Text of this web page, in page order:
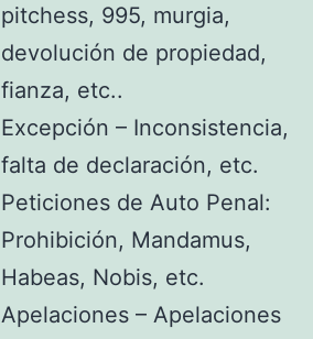
pitchess, 995, murgia,
devolución de propiedad,
fianza, etc..
Excepción – Inconsistencia,
falta de declaración, etc.
Peticiones de Auto Penal:
Prohibición, Mandamus,
Habeas, Nobis, etc.
Apelaciones – Apelaciones